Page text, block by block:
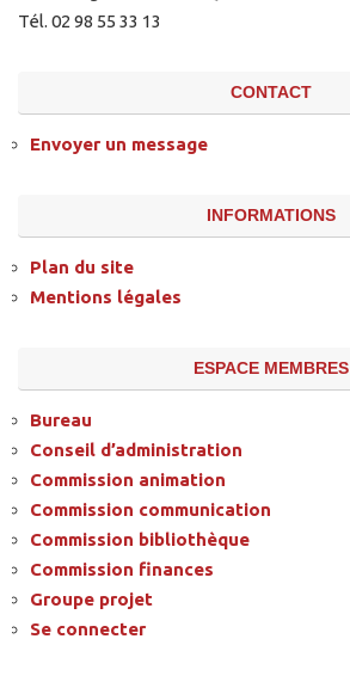
Tél. 02 98 55 33 13
CONTACT
Envoyer un message
INFORMATIONS
Plan du site
Mentions légales
ESPACE MEMBRES
Bureau
Conseil d’administration
Commission animation
Commission communication
Commission bibliothèque
Commission finances
Groupe projet
Se connecter